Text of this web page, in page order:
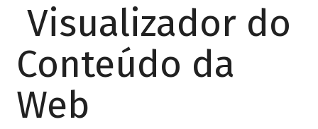
Visualizador do
Conteúdo da
Web